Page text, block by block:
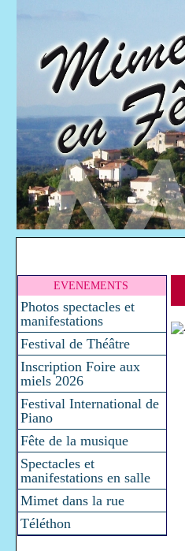
EVENEMENTS
Photos spectacles et
manifestations
Festival de Théâtre
Inscription Foire aux
miels 2026
Festival International de
Piano
Fête de la musique
Spectacles et
manifestations en salle
Mimet dans la rue
Téléthon